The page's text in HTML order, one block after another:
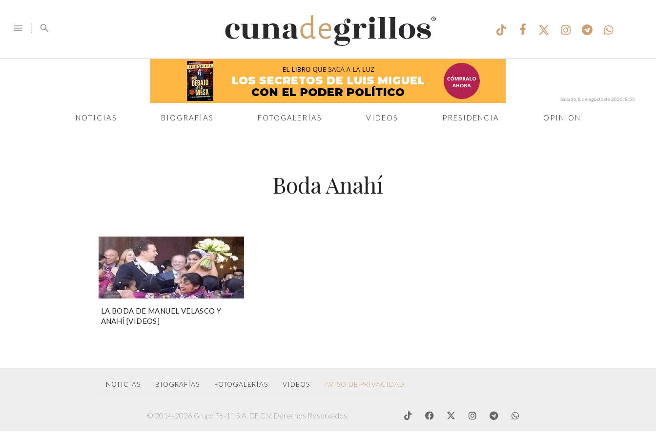
menu search
®
NOTICIAS BIOGRAFÍAS FOTOGALERÍAS VIDEOS PRESIDENCIA OPINIÓN
Sábado, 8 de agosto de 2026, 8:55
Boda Anahí
LA BODA DE MANUEL VELASCO Y
ANAHÍ [VIDEOS]
NOTICIAS BIOGRAFÍAS FOTOGALERÍAS VIDEOS AVISO DE PRIVACIDAD
© 2014-2026 Grupo F6-11 S.A. DE C.V. Derechos Reservados.